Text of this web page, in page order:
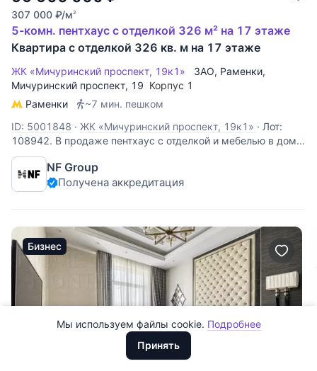
307 000 ₽/м2
5-комн. пентхаус с отделкой 326 м² на 17 этаже
Квартира с отделкой 326 кв. м на 17 этаже
ЖК «Мичуринский проспект, 19к1» ЗАО, Раменки,
Мичуринский проспект, 19 Корпус 1
Раменки
~7 мин. пешком
ID: 5001848 · ЖК «Мичуринский проспект, 19к1» · Лот:
108942. В продаже пентхаус с отделкой и мебелью в доме
сотрудников Газпрома с подземным паркингом в одном из
самых престижных и экологичных районов Москвы -
Раменки. Локация сочетает статус западного округа,
NF Group
Получена аккредитация
Бизнес
Все 0
Сегодня 0
Вчера 0
За неделю
ДолларыМы используем файлы cookie. Подробнее
ООО "ХоумХантер" использует cookie для обеспечения
функционирования веб-сайта, аналитики действий на веб-сайте
Принять